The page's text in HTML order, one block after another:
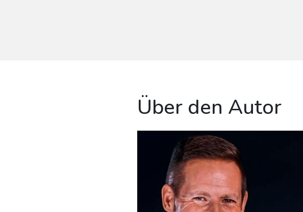
Über den Autor